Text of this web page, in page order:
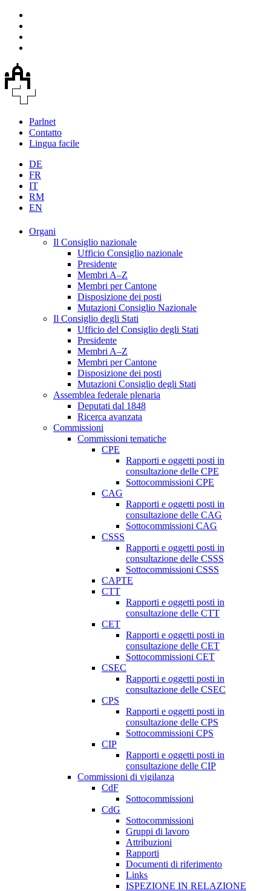
Parlnet
Contatto
Lingua facile
DE
FR
IT
RM
EN
Organi
Il Consiglio nazionale
Ufficio Consiglio nazionale
Presidente
Membri A–Z
Membri per Cantone
Disposizione dei posti
Mutazioni Consiglio Nazionale
Il Consiglio degli Stati
Ufficio del Consiglio degli Stati
Presidente
Membri A–Z
Membri per Cantone
Disposizione dei posti
Mutazioni Consiglio degli Stati
Assemblea federale plenaria
Deputati dal 1848
Ricerca avanzata
Commissioni
Commissioni tematiche
CPE
Rapporti e oggetti posti in
consultazione delle CPE
Sottocommissioni CPE
CAG
Rapporti e oggetti posti in
consultazione delle CAG
Sottocommissioni CAG
CSSS
Rapporti e oggetti posti in
consultazione delle CSSS
Sottocommissioni CSSS
CAPTE
CTT
Rapporti e oggetti posti in
consultazione delle CTT
CET
Rapporti e oggetti posti in
consultazione delle CET
Sottocommissioni CET
CSEC
Rapporti e oggetti posti in
consultazione delle CSEC
CPS
Rapporti e oggetti posti in
consultazione delle CPS
Sottocommissioni CPS
CIP
Rapporti e oggetti posti in
consultazione delle CIP
Commissioni di vigilanza
CdF
Sottocommissioni
CdG
Sottocommissioni
Gruppi di lavoro
Attribuzioni
Rapporti
Documenti di riferimento
Links
ISPEZIONE IN RELAZIONE